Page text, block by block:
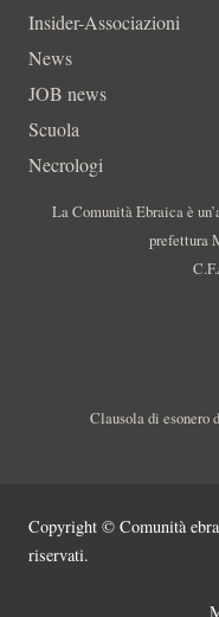
Insider-Associazioni
News
JOB news
Scuola
Necrologi
La Comunità Ebraica è
prefettura
Clausola di esonero
Copyright © Comunità
riservati.